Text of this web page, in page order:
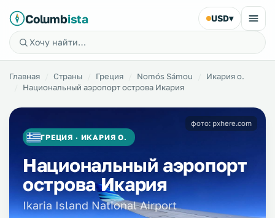
Columbista USD▾
Главная Страны Греция Nomós Sámou
Икария о.
Национальный аэропорт острова Икария
ГРЕЦИЯ · ИКАРИЯ О.
Национальный аэропорт
острова Икария
Ikaria Island National Airport
фото: pxhere.com